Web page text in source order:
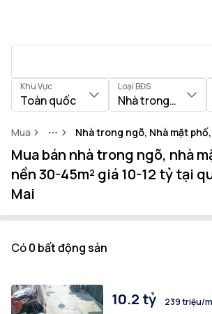
Khu Vực
Toàn quốc
Loại BĐS
Nhà trong ngõ,
Mua MoreNhà trong ngõ, Nhà mặt
Mua bán nhà trong ngõ, nhà
nền 30-45m² giá 10-12 tỷ tại
Mai
Có0 bất động sản
10.2 tỷ
239 triệu/